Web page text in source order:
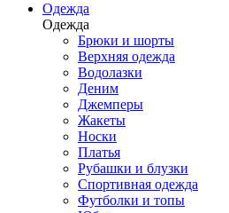
Одежда
Одежда
Брюки и шорты
Верхняя одежда
Водолазки
Деним
Джемперы
Жакеты
Носки
Платья
Рубашки и блузки
Спортивная одежда
Футболки и топы